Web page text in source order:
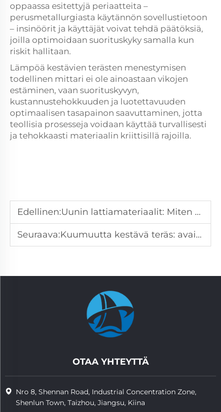
oppaassa esitettyjä periaatteita –
perusmetallurgiasta käytännön sovellustietoon
– insinöörit ja käyttäjät voivat tehdä päätöksiä,
joilla optimoidaan suorituskyky samalla kun
riskit hallitaan.
Lämpöä kestävien terästen menestymisen
todellinen mittari ei ole ainoastaan vikojen
estäminen, vaan suorituskyvyn,
kustannustehokkuuden ja luotettavuuden
optimaalisen tasapainon saavuttaminen, jotta
teollisia prosesseja voidaan käyttää turvallisesti
ja tehokkaasti materiaalin kriittisillä rajoilla.
Edellinen:Uunin lattiamateriaalit: Miten valita oikea materia sovellukseen
Seuraava:Kuumuutta kestävä teräs: avain korkean lämmön teollisuussovelluksiin
OTAA YHTEYTTÄ
Nro 8, Shennan Road, Industrial Concentration Zone,
Shenlun Town, Taizhou, Jiangsu, Kiina